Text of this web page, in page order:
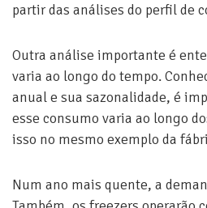
partir das análises do perfil de
Outra análise importante é
varia ao longo do tempo.
anual e sua sazonalidade, é
esse consumo varia ao longo
isso no mesmo exemplo da
Num ano mais quente, a